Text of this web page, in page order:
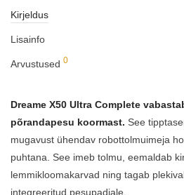
Kirjeldus
Lisainfo
Arvustused 0
Dreame X50 Ultra Complete
põrandapesu koormast. See
mugavust ühendav robottolmuimeja
puhtana. See imeb tolmu, eemaldab
lemmikloomakarvad ning tagab
integreeritud pesupadjale.